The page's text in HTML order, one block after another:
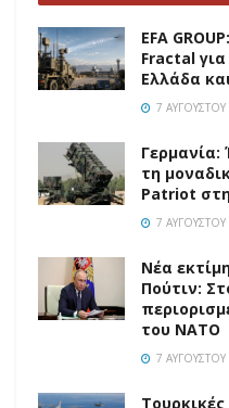
EFA
Fractal
Ελλάδα
7 ΑΥΓΟΎΣΤΟΥ
Γερμανία:
τη
Patriot
7 ΑΥΓΟΎΣΤΟΥ
Νέα
Πούτιν:
του ΝΑΤΟ
7 ΑΥΓΟΎΣΤΟΥ